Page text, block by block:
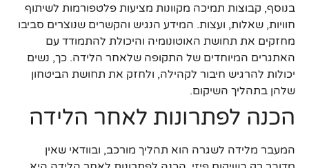
בנוסף, קבוצות תמיכה מקוונות מציעות פלטפורמות לשיתוף
חוויות, שאלות, ועצות. המידע הנגיש והקשרים שנוצרים סביבו
מחזקים את תחושת האוטונומיה והיכולת להתמודד עם
האתגרים המיוחדים של התקופה שלאחר הלידה. כך, נשים
יכולות להרגיש חיבור לקהילה, ולחזק את תחושת הביטחון
שלהן בתהליך השיקום.
הכנה לפתרונות לאחר הלידה
המעבר מלידה לשגרה הוא תהליך מורכב, ובוודאי שאין